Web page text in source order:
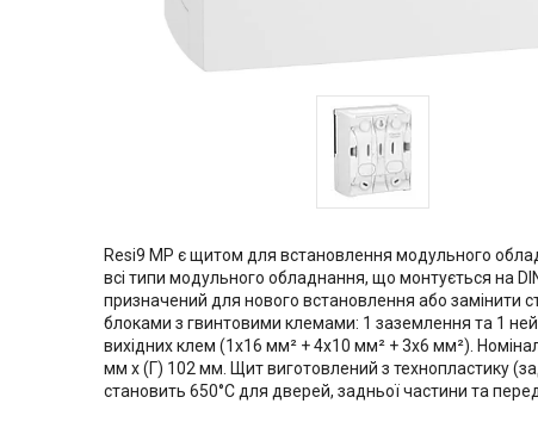
Resi9 MP є щитом для встановлення модульного
всі типи модульного обладнання, що монтується на
призначений для нового встановлення або замінити
блоками з гвинтовими клемами: 1 заземлення та 1
вихідних клем (1x16 мм² + 4x10 мм² + 3x6 мм²).
мм x (Г) 102 мм. Щит виготовлений з технопластику
становить 650°C для дверей, задньої частини та